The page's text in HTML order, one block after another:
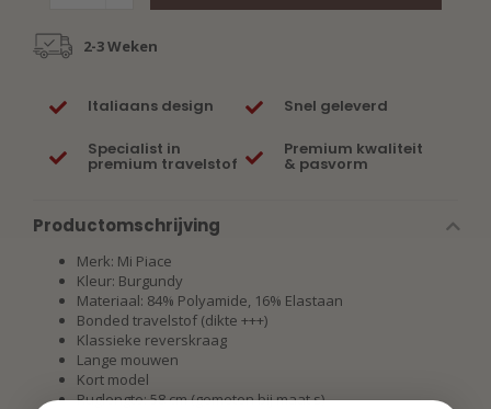
2-3 Weken
Italiaans design Snel geleverd
Specialist in
premium travelstof
Premium kwaliteit
& pasvorm
Productomschrijving
Merk: Mi Piace
Kleur: Burgundy
Materiaal: 84% Polyamide, 16% Elastaan
Bonded travelstof (dikte +++)
Klassieke reverskraag
Lange mouwen
Kort model
Ruglengte: 58 cm (gemeten bij maat s)